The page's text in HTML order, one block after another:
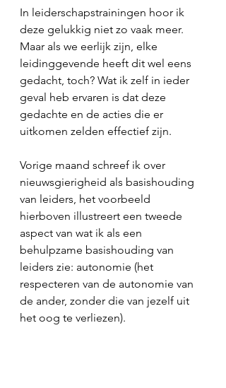
In leiderschapstrainingen hoor ik
deze gelukkig niet zo vaak meer.
Maar als we eerlijk zijn, elke
leidinggevende heeft dit wel eens
gedacht, toch? Wat ik zelf in ieder
geval heb ervaren is dat deze
gedachte en de acties die er
uitkomen zelden effectief zijn.
Vorige maand schreef ik over
nieuwsgierigheid als basishouding
van leiders, het voorbeeld
hierboven illustreert een tweede
aspect van wat ik als een
behulpzame basishouding van
leiders zie: autonomie (het
respecteren van de autonomie van
de ander, zonder die van jezelf uit
het oog te verliezen).